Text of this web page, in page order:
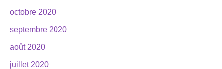
octobre 2020
septembre 2020
août 2020
juillet 2020